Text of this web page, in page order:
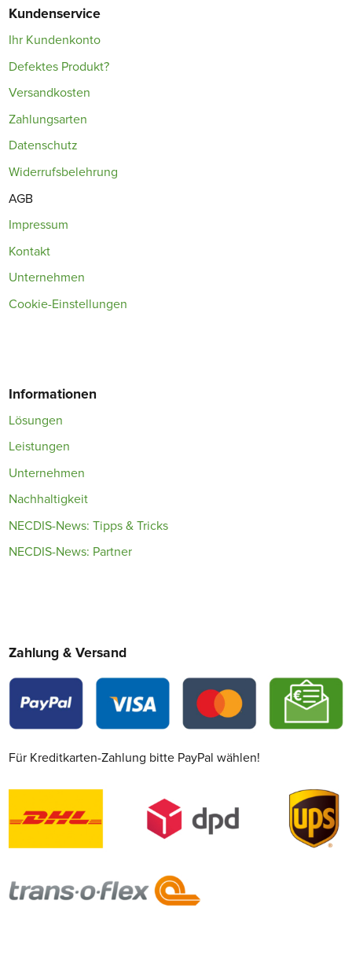
Kundenservice
Ihr Kundenkonto
Defektes Produkt?
Versandkosten
Zahlungsarten
Datenschutz
Widerrufsbelehrung
AGB
Impressum
Kontakt
Unternehmen
Cookie-Einstellungen
Informationen
Lösungen
Leistungen
Unternehmen
Nachhaltigkeit
NECDIS-News: Tipps & Tricks
NECDIS-News: Partner
Zahlung & Versand
Für Kreditkarten-Zahlung bitte PayPal wählen!